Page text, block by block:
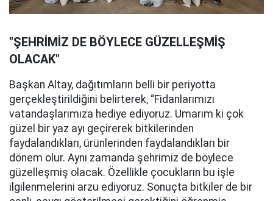
"ŞEHRİMİZ DE BÖYLECE GÜZELLEŞMİŞ
OLACAK"
Başkan Altay, dağıtımların belli bir periyotta
gerçekleştirildiğini belirterek, “Fidanlarımızı
vatandaşlarımıza hediye ediyoruz. Umarım ki çok
güzel bir yaz ayı geçirerek bitkilerinden
faydalandıkları, ürünlerinden faydalandıkları bir
dönem olur. Aynı zamanda şehrimiz de böylece
güzelleşmiş olacak. Özellikle çocukların bu işle
ilgilenmelerini arzu ediyoruz. Sonuçta bitkiler de bir